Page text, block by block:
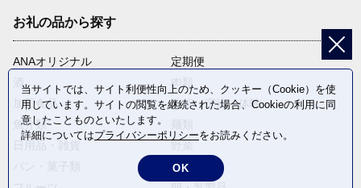
お礼の品から探す
ANAオリジナル
定期便
酒
肉類
加工食品
旅行・宿泊・体験
魚介類
電化製品
当サイトでは、サイト利便性向上のため、クッキー（Cookie）を使
用しています。サイトの閲覧を継続された場合、Cookieの利用に同
意したことものといたします。
詳細についてはプライバシーポリシーをお読みください。
OK